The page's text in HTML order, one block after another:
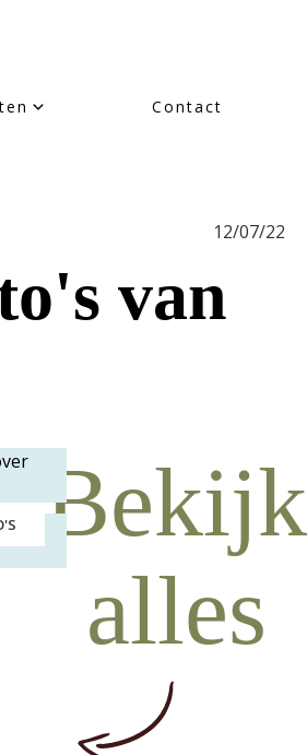
Contact
12/07/22
van
Bekijk
alles